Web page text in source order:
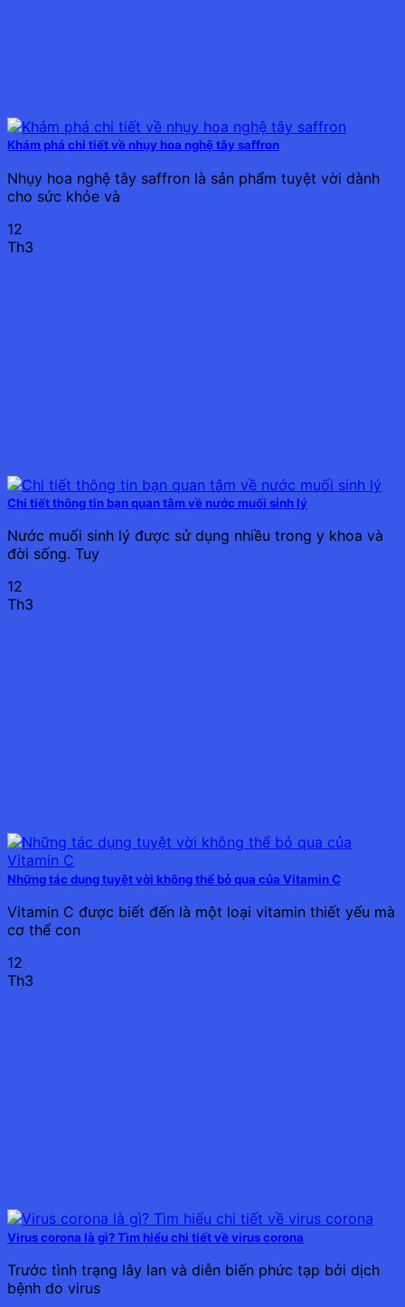
Khám phá chi tiết về nhụy hoa nghệ tây saffron
Nhụy hoa nghệ tây saffron là sản phẩm tuyệt vời dành
cho sức khỏe và
12
Th3
Chi tiết thông tin bạn quan tâm về nước muối sinh lý
Nước muối sinh lý được sử dụng nhiều trong y khoa và
đời sống. Tuy
12
Th3
Những tác dụng tuyệt vời không thể bỏ qua của Vitamin C
Vitamin C được biết đến là một loại vitamin thiết yếu mà
cơ thể con
12
Th3
Virus corona là gì? Tìm hiểu chi tiết về virus corona
Trước tình trạng lây lan và diễn biến phức tạp bởi dịch
bệnh do virus